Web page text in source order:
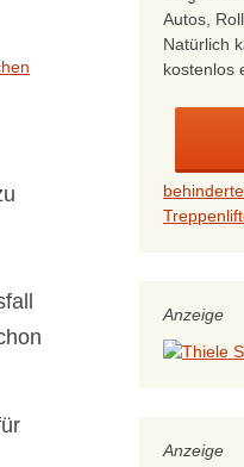
Autos,
Natürlich
kostenlos
Anzeige
Anzeige